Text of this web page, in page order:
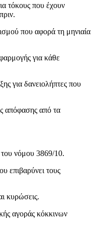
τόκους που έχουν
που αφορά τη μηνιαία
για κάθε
για δανειολήπτες που
απόφασης από τα
του νόμου 3869/10.
επιβαρύνει τους
κυρώσεις.
αγοράς κόκκινων